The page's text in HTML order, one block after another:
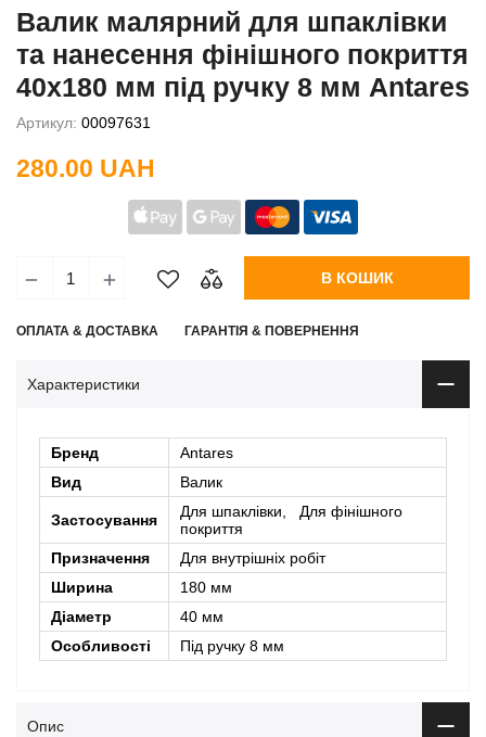
Валик малярний для шпаклівки
та нанесення фінішного покриття
40х180 мм під ручку 8 мм Antares
Артикул: 00097631
280.00 UAH
В КОШИК
ОПЛАТА & ДОСТАВКА ГАРАНТІЯ & ПОВЕРНЕННЯ
Характеристики
Бренд
Antares
Вид
Валик
Застосування
Для шпаклівки, Для фінішного
покриття
Призначення
Для внутрішніх робіт
Ширина
180 мм
Діаметр
40 мм
Особливості
Під ручку 8 мм
Опис